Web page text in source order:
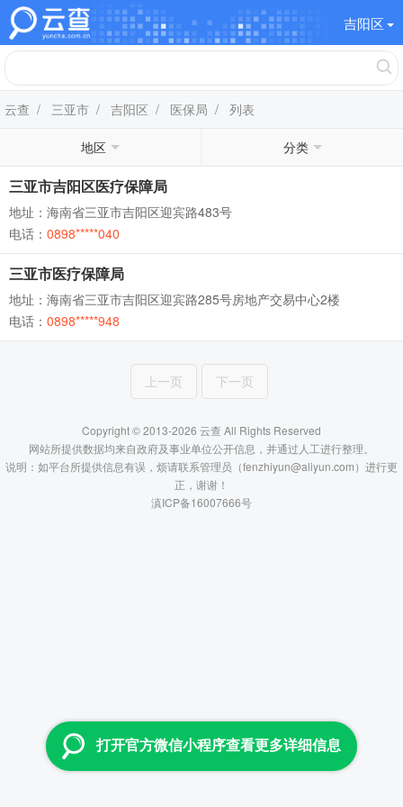
吉阳区
云查 / 三亚市 / 吉阳区 / 医保局 / 列表
地区 分类
三亚市吉阳区医疗保障局
地址：海南省三亚市吉阳区迎宾路483号
电话： 0898*****040
三亚市医疗保障局
地址：海南省三亚市吉阳区迎宾路285号房地产交易中心2楼
电话： 0898*****948
上一页 下一页
Copyright © 2013-2026 云查 All Rights Reserved
网站所提供数据均来自政府及事业单位公开信息，并通过人工进行整理。
说明：如平台所提供信息有误，烦请联系管理员（fenzhiyun@aliyun.com）进行更
正，谢谢！
滇ICP备16007666号
打开官方微信小程序查看更多详细信息